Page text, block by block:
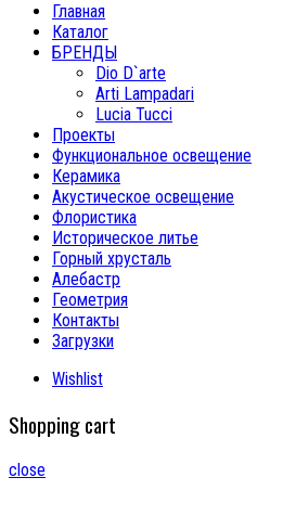
Главная
Каталог
БРЕНДЫ
Dio D`arte
Arti Lampadari
Lucia Tucci
Проекты
Функциональное освещение
Керамика
Акустическое освещение
Флористика
Историческое литье
Горный хрусталь
Алебастр
Геометрия
Контакты
Загрузки
Wishlist
Shopping cart
close